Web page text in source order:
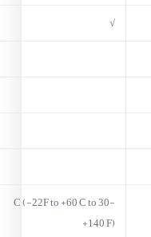
√
-30 C (-22F to +60 C to
+140 F)